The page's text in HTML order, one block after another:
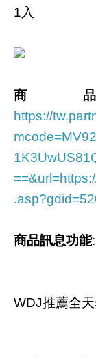
1入
商
https://
商品訊息功能:
WDJ推薦全